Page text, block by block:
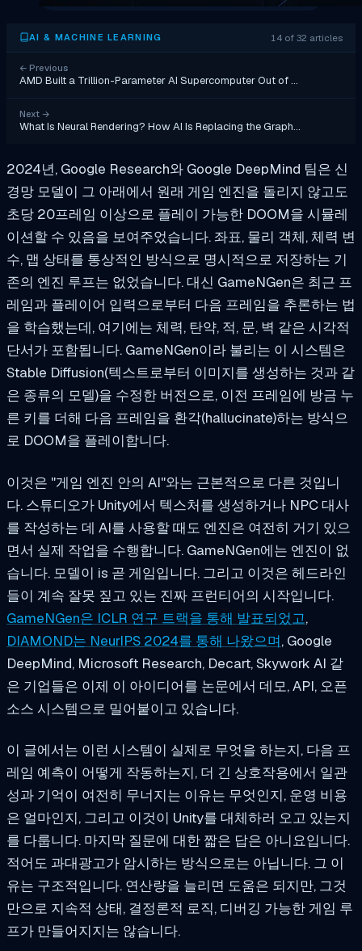
AI & MACHINE LEARNING 14 of 32 articles
← Previous
AMD Built a Trillion-Parameter AI Supercomputer Out of …
Next →
What Is Neural Rendering? How AI Is Replacing the Graph…
2024년, Google Research와 Google DeepMind 팀은 신
경망 모델이 그 아래에서 원래 게임 엔진을 돌리지 않고도
초당 20프레임 이상으로 플레이 가능한 DOOM을 시뮬레
이션할 수 있음을 보여주었습니다. 좌표, 물리 객체, 체력 변
수, 맵 상태를 통상적인 방식으로 명시적으로 저장하는 기
존의 엔진 루프는 없었습니다. 대신 GameNGen은 최근 프
레임과 플레이어 입력으로부터 다음 프레임을 추론하는 법
을 학습했는데, 여기에는 체력, 탄약, 적, 문, 벽 같은 시각적
단서가 포함됩니다. GameNGen이라 불리는 이 시스템은
Stable Diffusion(텍스트로부터 이미지를 생성하는 것과 같
은 종류의 모델)을 수정한 버전으로, 이전 프레임에 방금 누
른 키를 더해 다음 프레임을 환각(hallucinate)하는 방식으
로 DOOM을 플레이합니다.
이것은 "게임 엔진 안의 AI"와는 근본적으로 다른 것입니
다. 스튜디오가 Unity에서 텍스처를 생성하거나 NPC 대사
를 작성하는 데 AI를 사용할 때도 엔진은 여전히 거기 있으
면서 실제 작업을 수행합니다. GameNGen에는 엔진이 없
습니다. 모델이 is 곧 게임입니다. 그리고 이것은 헤드라인
들이 계속 잘못 짚고 있는 진짜 프런티어의 시작입니다.
GameNGen은 ICLR 연구 트랙을 통해 발표되었고,
DIAMOND는 NeurIPS 2024를 통해 나왔으며, Google
DeepMind, Microsoft Research, Decart, Skywork AI 같
은 기업들은 이제 이 아이디어를 논문에서 데모, API, 오픈
소스 시스템으로 밀어붙이고 있습니다.
이 글에서는 이런 시스템이 실제로 무엇을 하는지, 다음 프
레임 예측이 어떻게 작동하는지, 더 긴 상호작용에서 일관
성과 기억이 여전히 무너지는 이유는 무엇인지, 운영 비용
은 얼마인지, 그리고 이것이 Unity를 대체하러 오고 있는지
를 다룹니다. 마지막 질문에 대한 짧은 답은 아니요입니다.
적어도 과대광고가 암시하는 방식으로는 아닙니다. 그 이
유는 구조적입니다. 연산량을 늘리면 도움은 되지만, 그것
만으로 지속적 상태, 결정론적 로직, 디버깅 가능한 게임 루
프가 만들어지지는 않습니다.